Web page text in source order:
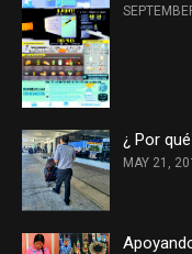
¿ Por
MAY 21,